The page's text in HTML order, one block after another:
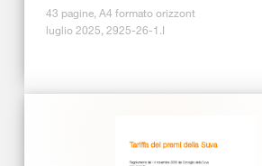
43 pagine, A4 formato orizzont
luglio 2025, 2925-26-1.I